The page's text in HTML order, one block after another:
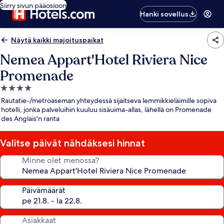
Siirry sivun pääosioon
Hanki sovellus
Näytä kaikki majoituspaikat
Nemea Appart'Hotel Riviera Nice
Promenade
4.0
tähden
majoituspaikka
Rautatie-/metroaseman yhteydessä sijaitseva lemmikkieläimille sopiva
hotelli, jonka palveluihin kuuluu sisäuima-allas, lähellä on Promenade
des Anglais'n ranta
Valitse päivät nähdäksesi hinnat
Minne olet menossa?
Päivämäärät
Asiakkaat